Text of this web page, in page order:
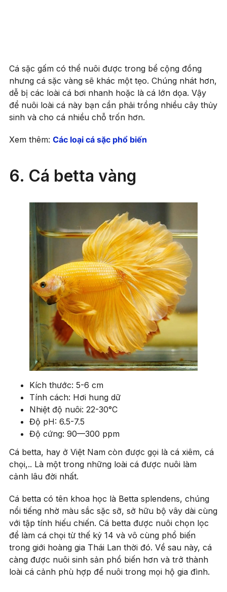
Cá sặc gấm có thể nuôi được trong bể cộng đồng
nhưng cá sặc vàng sẽ khác một tẹo. Chúng nhát hơn,
dễ bị các loài cá bơi nhanh hoặc là cá lớn dọa. Vậy
để nuôi loài cá này bạn cần phải trồng nhiều cây thủy
sinh và cho cá nhiều chỗ trốn hơn.
Xem thêm: Các loại cá sặc phổ biến
6. Cá betta vàng
Kích thước: 5-6 cm
Tính cách: Hơi hung dữ
Nhiệt độ nuôi: 22-30°C
Độ pH: 6.5-7.5
Độ cứng: 90—300 ppm
Cá betta, hay ở Việt Nam còn được gọi là cá xiêm, cá
chọi,.. Là một trong những loài cá được nuôi làm
cảnh lâu đời nhất.
Cá betta có tên khoa học là Betta splendens, chúng
nổi tiếng nhờ màu sắc sặc sỡ, sở hữu bộ vây dài cùng
với tập tính hiếu chiến. Cá betta được nuôi chọn lọc
để làm cá chọi từ thế kỷ 14 và vô cùng phổ biến
trong giới hoàng gia Thái Lan thời đó. Về sau này, cá
càng được nuôi sinh sản phổ biến hơn và trở thành
loài cá cảnh phù hợp để nuôi trong mọi hộ gia đình.